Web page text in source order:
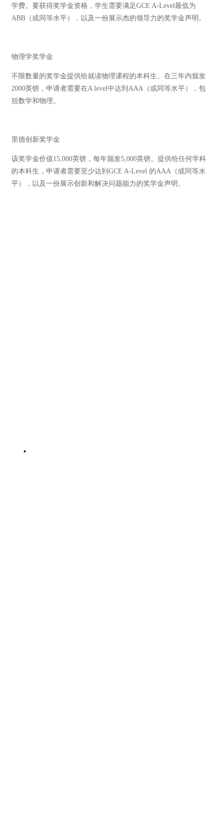
学费。要获得奖学金资格，学生需要满足GCE A-Level最低为
ABB（或同等水平），以及一份展示杰的领导力的奖学金声明。
物理学奖学金
不限数量的奖学金提供给就读物理课程的本科生。在三年内颁发
2000英镑，申请者需要在A level中达到AAA（或同等水平），包
括数学和物理。
里德创新奖学金
该奖学金价值15,000英镑，每年颁发5,000英镑。提供给任何学科
的本科生，申请者需要至少达到GCE A-Level 的AAA（或同等水
平），以及一份展示创新和解决问题能力的奖学金声明。